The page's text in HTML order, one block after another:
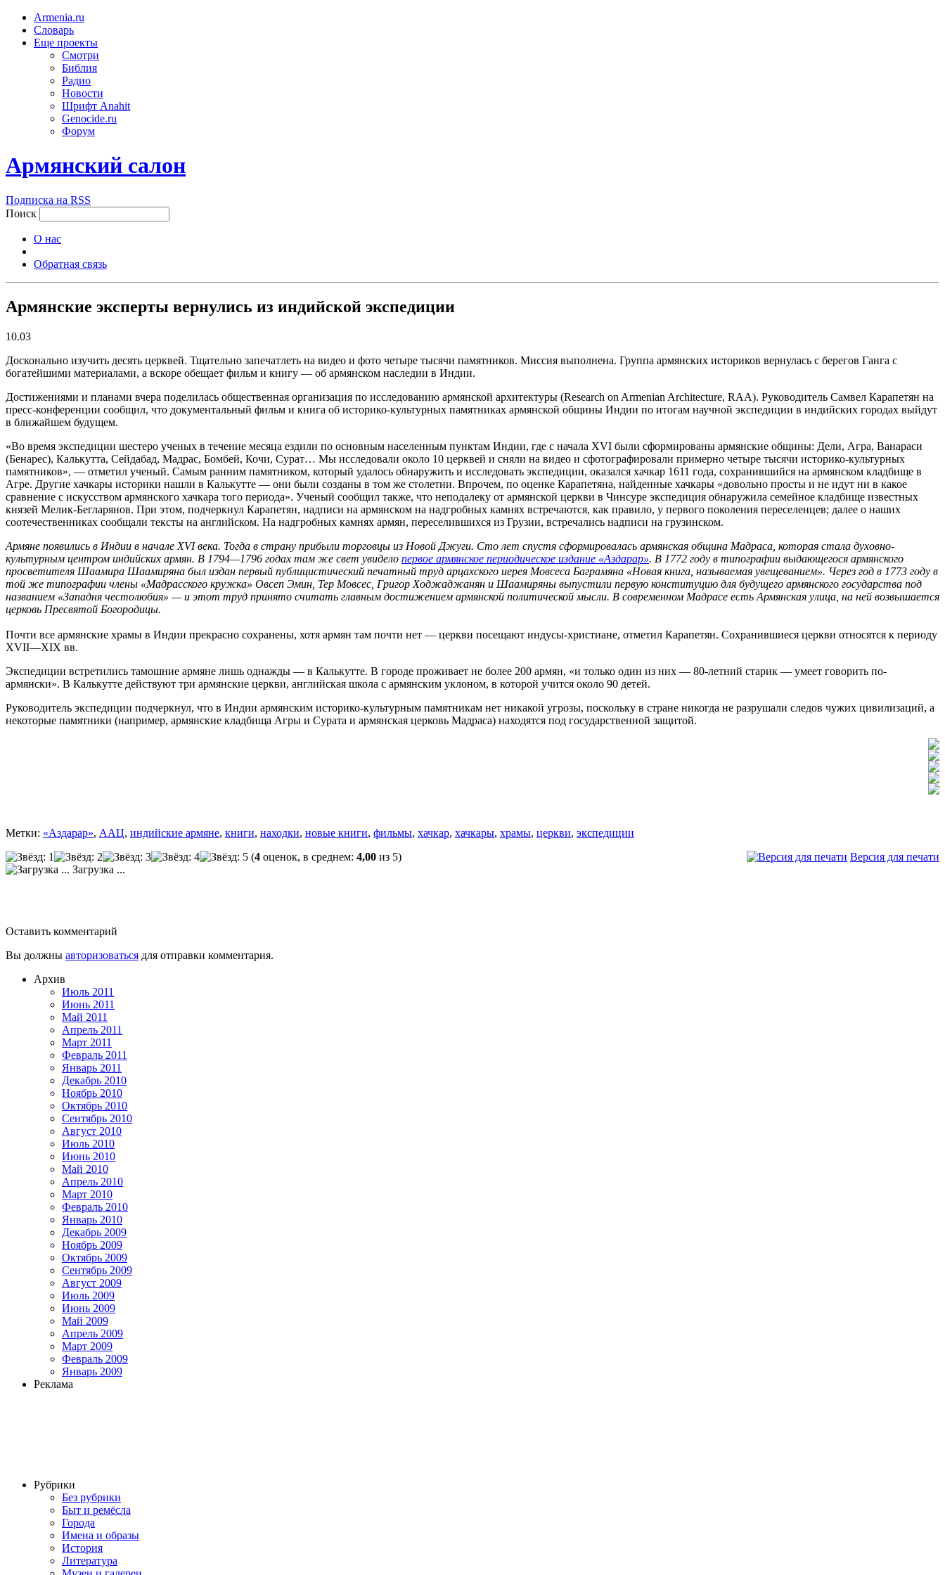
Armenia.ru
Словарь
Еще проекты
Смотри
Библия
Радио
Новости
Шрифт Anahit
Genocide.ru
Форум
Армянский салон
Подписка на RSS
Поиск
О нас
Обратная связь
Армянские эксперты вернулись из индийской экспедиции
10.03
Досконально изучить десять церквей. Тщательно запечатлеть на видео и фото четыре тысячи памятников. Миссия выполнена. Группа армянских историков вернулась с берегов Ганга с
богатейшими материалами, а вскоре обещает фильм и книгу — об армянском наследии в Индии.
Достижениями и планами вчера поделилась общественная организация по исследованию армянской архитектуры (Research on Armenian Architecture, RAA). Руководитель Самвел Карапетян на
пресс-конференции сообщил, что документальный фильм и книга об историко-культурных памятниках армянской общины Индии по итогам научной экспедиции в индийских городах выйдут
в ближайшем будущем.
«Во время экспедиции шестеро ученых в течение месяца ездили по основным населенным пунктам Индии, где с начала XVI были сформированы армянские общины: Дели, Агра, Ванараси
(Бенарес), Калькутта, Сейдабад, Мадрас, Бомбей, Кочи, Сурат… Мы исследовали около 10 церквей и сняли на видео и сфотографировали примерно четыре тысячи историко-культурных
памятников», — отметил ученый. Самым ранним памятником, который удалось обнаружить и исследовать экспедиции, оказался хачкар 1611 года, сохранившийся на армянском кладбище в
Агре. Другие хачкары историки нашли в Калькутте — они были созданы в том же столетии. Впрочем, по оценке Карапетяна, найденные хачкары «довольно просты и не идут ни в какое
сравнение с искусством армянского хачкара того периода». Ученый сообщил также, что неподалеку от армянской церкви в Чинсуре экспедиция обнаружила семейное кладбище известных
князей Мелик-Бегларянов. При этом, подчеркнул Карапетян, надписи на армянском на надгробных камнях встречаются, как правило, у первого поколения переселенцев; далее о наших
соотечественниках сообщали тексты на английском. На надгробных камнях армян, переселившихся из Грузии, встречались надписи на грузинском.
Армяне появились в Индии в начале XVI века. Тогда в страну прибыли торговцы из Новой Джуги. Сто лет спустя сформировалась армянская община Мадраса, которая стала духовно-
культурным центром индийских армян. В 1794—1796 годах там же свет увидело первое армянское периодическое издание «Аздарар». В 1772 году в типографии выдающегося армянского
просветителя Шаамира Шаамиряна был издан первый публицистический печатный труд арцахского иерея Мовсеса Баграмяна «Новая книга, называемая увещеванием». Через год в 1773 году в
той же типографии члены «Мадрасского кружка» Овсеп Эмин, Тер Мовсес, Григор Ходжаджанян и Шаамиряны выпустили первую конституцию для будущего армянского государства под
названием «Западня честолюбия» — и этот труд принято считать главным достижением армянской политической мысли. В современном Мадрасе есть Армянская улица, на ней возвышается
церковь Пресвятой Богородицы.
Почти все армянские храмы в Индии прекрасно сохранены, хотя армян там почти нет — церкви посещают индусы-христиане, отметил Карапетян. Сохранившиеся церкви относятся к периоду
XVII—XIX вв.
Экспедиции встретились тамошние армяне лишь однажды — в Калькутте. В городе проживает не более 200 армян, «и только один из них — 80-летний старик — умеет говорить по-
армянски». В Калькутте действуют три армянские церкви, английская школа с армянским уклоном, в которой учится около 90 детей.
Руководитель экспедиции подчеркнул, что в Индии армянским историко-культурным памятникам нет никакой угрозы, поскольку в стране никогда не разрушали следов чужих цивилизаций, а
некоторые памятники (например, армянские кладбища Агры и Сурата и армянская церковь Мадраса) находятся под государственной защитой.
Метки: «Аздарар», ААЦ, индийские армяне, книги, находки, новые книги, фильмы, хачкар, хачкары, храмы, церкви, экспедиции
Версия для печати
(4 оценок, в среднем: 4,00 из 5)
Загрузка ...
Оставить комментарий
Вы должны авторизоваться для отправки комментария.
Архив
Июль 2011
Июнь 2011
Май 2011
Апрель 2011
Март 2011
Февраль 2011
Январь 2011
Декабрь 2010
Ноябрь 2010
Октябрь 2010
Сентябрь 2010
Август 2010
Июль 2010
Июнь 2010
Май 2010
Апрель 2010
Март 2010
Февраль 2010
Январь 2010
Декабрь 2009
Ноябрь 2009
Октябрь 2009
Сентябрь 2009
Август 2009
Июль 2009
Июнь 2009
Май 2009
Апрель 2009
Март 2009
Февраль 2009
Январь 2009
Реклама
Рубрики
Без рубрики
Быт и ремёсла
Города
Имена и образы
История
Литература